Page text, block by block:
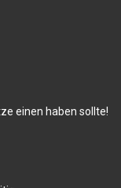
einen haben sollte!